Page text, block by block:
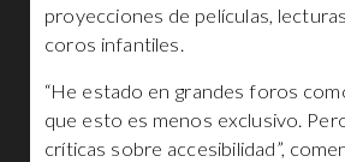
proyecciones de películas,
coros infantiles.
“He estado en grandes foros
que esto es menos exclusivo.
críticas sobre accesibilidad”,